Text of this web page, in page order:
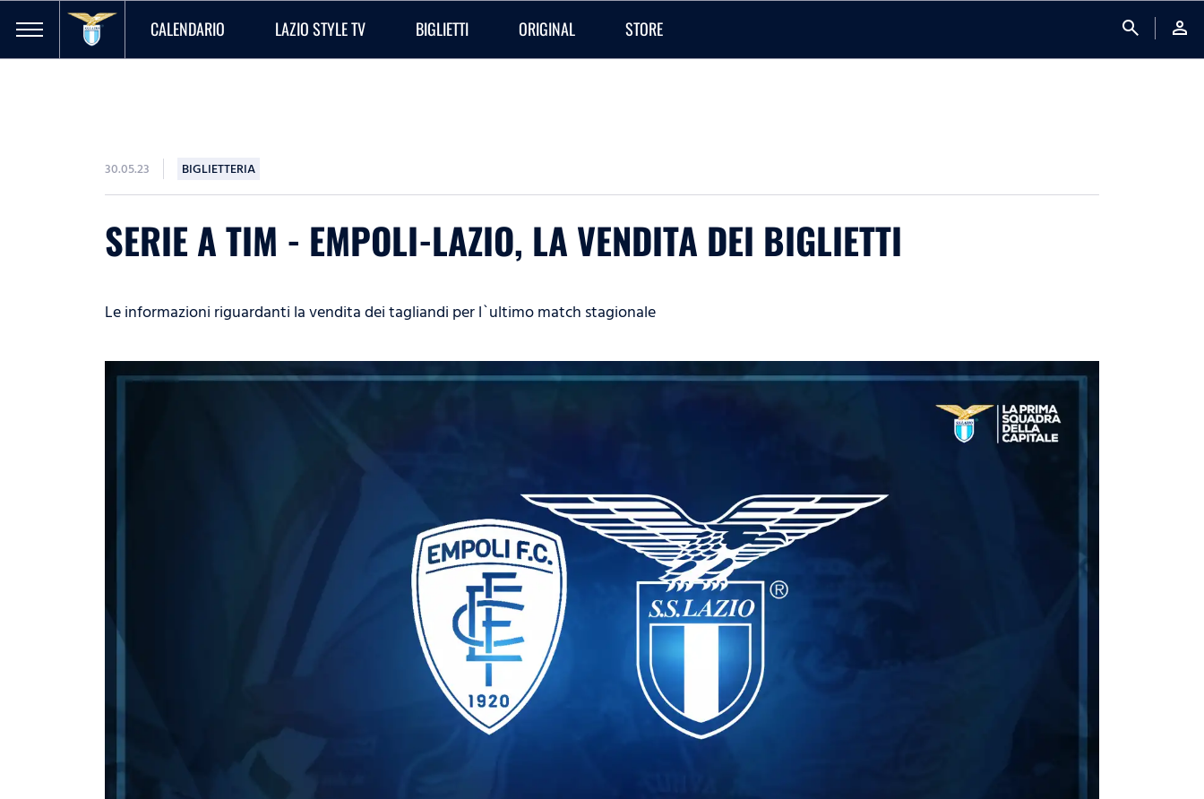
CALENDARIO LAZIO STYLE TV BIGLIETTI ORIGINAL STORE search person
30.05.23 BIGLIETTERIA
SERIE A TIM - EMPOLI-LAZIO, LA VENDITA DEI BIGLIETTI
Le informazioni riguardanti la vendita dei tagliandi per l`ultimo match stagionale